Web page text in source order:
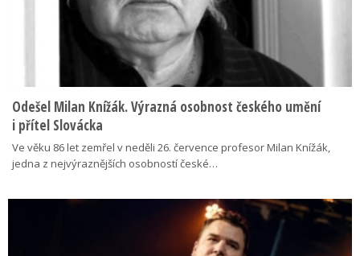
Odešel Milan Knížák. Výrazná osobnost českého umění
i přítel Slovácka
Ve věku 86 let zemřel v neděli 26. července profesor Milan Knížák,
jedna z nejvýraznějších osobností české…